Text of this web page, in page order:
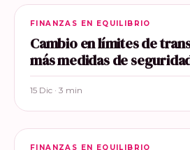
FINANZAS EN EQUILIBRIO
Cambio en límites de
más medidas de
15 Dic · 3 min
FINANZAS EN EQUILIBRIO